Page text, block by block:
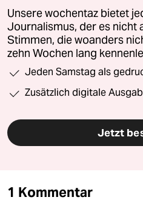
Unsere wochentaz bietet
Journalismus, der es nicht
Stimmen, die woanders
zehn Wochen lang
Jeden Samstag als
Zusätzlich digitale
Jetzt
1 Kommentar